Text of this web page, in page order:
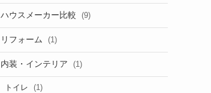
ハウスメーカー比較 (9)
リフォーム (1)
内装・インテリア (1)
トイレ (1)